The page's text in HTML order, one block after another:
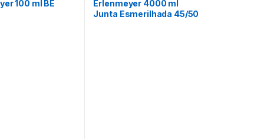
100 ml BE
Erlenmeyer 4000 ml
Junta Esmerilhada 45/50